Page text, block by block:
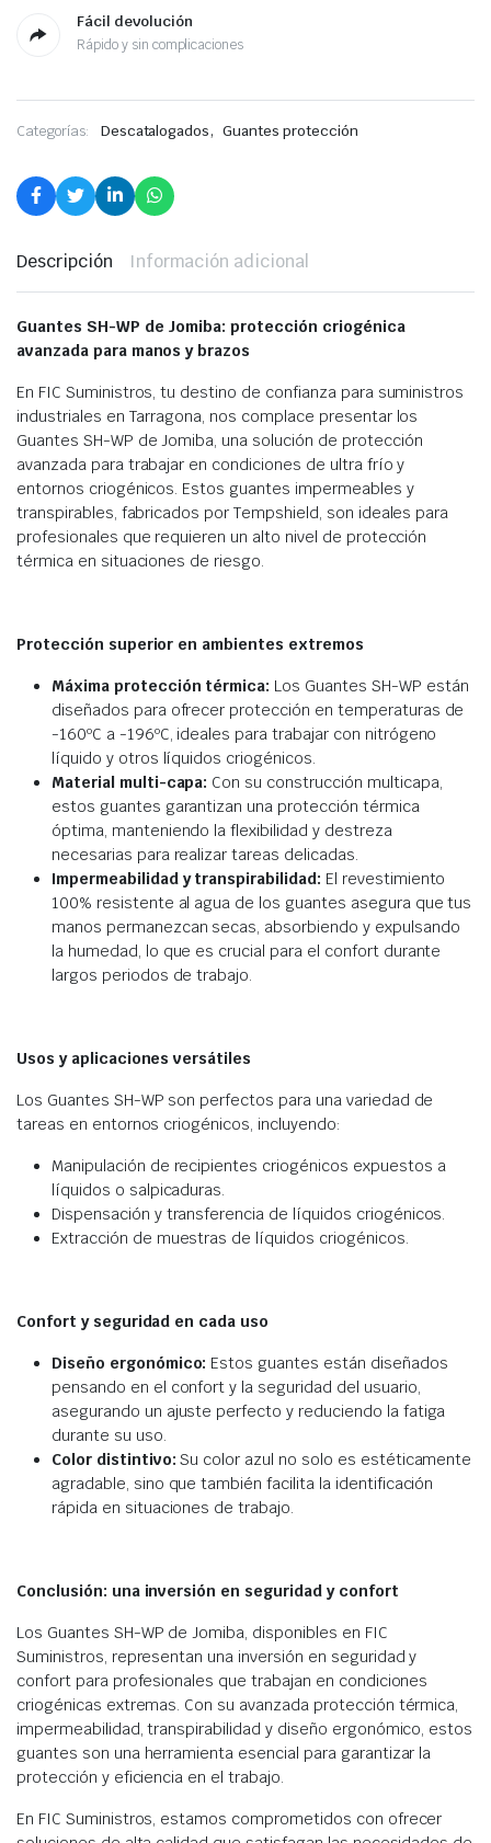
Fácil devolución
Rápido y sin complicaciones
Categorías: Descatalogados, Guantes protección
Descripción Información adicional
Guantes SH-WP de Jomiba: protección criogénica
avanzada para manos y brazos
En FIC Suministros, tu destino de confianza para suministros
industriales en Tarragona, nos complace presentar los
Guantes SH-WP de Jomiba, una solución de protección
avanzada para trabajar en condiciones de ultra frío y
entornos criogénicos. Estos guantes impermeables y
transpirables, fabricados por Tempshield, son ideales para
profesionales que requieren un alto nivel de protección
térmica en situaciones de riesgo.
Protección superior en ambientes extremos
Máxima protección térmica: Los Guantes SH-WP están
diseñados para ofrecer protección en temperaturas de
-160ºC a -196ºC, ideales para trabajar con nitrógeno
líquido y otros líquidos criogénicos.
Material multi-capa: Con su construcción multicapa,
estos guantes garantizan una protección térmica
óptima, manteniendo la flexibilidad y destreza
necesarias para realizar tareas delicadas.
Impermeabilidad y transpirabilidad: El revestimiento
100% resistente al agua de los guantes asegura que tus
manos permanezcan secas, absorbiendo y expulsando
la humedad, lo que es crucial para el confort durante
largos periodos de trabajo.
Usos y aplicaciones versátiles
Los Guantes SH-WP son perfectos para una variedad de
tareas en entornos criogénicos, incluyendo:
Manipulación de recipientes criogénicos expuestos a
líquidos o salpicaduras.
Dispensación y transferencia de líquidos criogénicos.
Extracción de muestras de líquidos criogénicos.
Confort y seguridad en cada uso
Diseño ergonómico: Estos guantes están diseñados
pensando en el confort y la seguridad del usuario,
asegurando un ajuste perfecto y reduciendo la fatiga
durante su uso.
Color distintivo: Su color azul no solo es estéticamente
agradable, sino que también facilita la identificación
rápida en situaciones de trabajo.
Conclusión: una inversión en seguridad y confort
Los Guantes SH-WP de Jomiba, disponibles en FIC
Suministros, representan una inversión en seguridad y
confort para profesionales que trabajan en condiciones
criogénicas extremas. Con su avanzada protección térmica,
impermeabilidad, transpirabilidad y diseño ergonómico, estos
guantes son una herramienta esencial para garantizar la
protección y eficiencia en el trabajo.
En FIC Suministros, estamos comprometidos con ofrecer